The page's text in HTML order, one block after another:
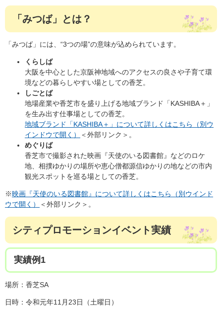
「みつば」とは？
「みつば」には、“3つの場”の意味が込められています。
くらしば
大阪を中心とした京阪神地域へのアクセスの良さや子育て環
境などの暮らしやすい場としての香芝。
しごとば
地場産業や香芝市を盛り上げる地域ブランド「KASHIBA＋」
を生み出す仕事場としての香芝。
地域ブランド「KASHIBA＋」について詳しくはこちら（別ウ
インドウで開く）
＜外部リンク＞ 。
めぐりば
香芝市で撮影された映画『天使のいる図書館』などのロケ
地、相撲ゆかりの場所や恵心僧都源信ゆかりの地などの市内
観光スポットを巡る場としての香芝。
※映画『天使のいる図書館』について詳しくはこちら（別ウインド
ウで開く）
＜外部リンク＞ 。
シティプロモーションイベント実績
実績例1
場所：香芝SA
日時：令和元年11月23日（土曜日）